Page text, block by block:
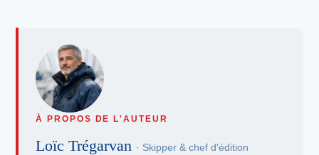
À PROPOS DE L'AUTEUR
Loïc Trégarvan · Skipper & chef d'édition